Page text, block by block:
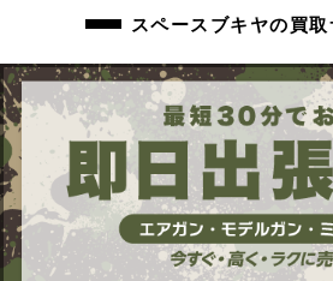
スペースブキヤの買取